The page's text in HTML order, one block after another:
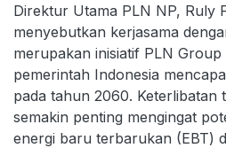
Direktur Utama PLN NP, Ruly
menyebutkan kerjasama
merupakan inisiatif PLN
pemerintah Indonesia
pada tahun 2060. Keterlibatan
semakin penting mengingat
energi baru terbarukan (EBT)